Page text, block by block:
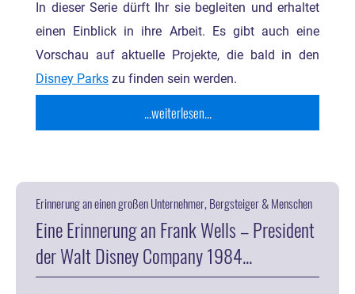
In dieser Serie dürft Ihr sie begleiten und erhaltet
einen Einblick in ihre Arbeit. Es gibt auch eine
Vorschau auf aktuelle Projekte, die bald in den
Disney Parks zu finden sein werden.
...weiterlesen...
Erinnerung an einen großen Unternehmer, Bergsteiger & Menschen
Eine Erinnerung an Frank Wells – President
der Walt Disney Company 1984...